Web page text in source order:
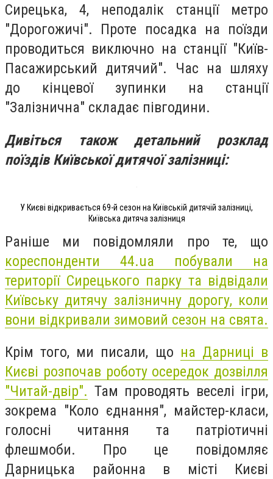
Сирецька, 4, неподалік станції метро
"Дорогожичі". Проте посадка на поїзди
проводиться виключно на станції "Київ-
Пасажирський дитячий". Час на шляху
до кінцевої зупинки на станції
"Залізнична" складає півгодини.
Дивіться також детальний розклад
поїздів Київської дитячої залізниці:
У Києві відкривається 69-й сезон на Київській дитячій залізниці,
Київська дитяча залізниця
Раніше ми повідомляли про те, що
кореспонденти 44.ua побували на
території Сирецького парку та відвідали
Київську дитячу залізничну дорогу, коли
вони відкривали зимовий сезон на свята.
Крім того, ми писали, що на Дарниці в
Києві розпочав роботу осередок дозвілля
"Читай-двір". Там проводять веселі ігри,
зокрема "Коло єднання", майстер-класи,
голосні читання та патріотичні
флешмоби. Про це повідомляє
Дарницька районна в місті Києві